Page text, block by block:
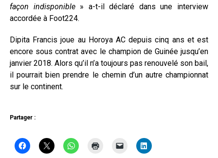
façon indisponible» a-t-il déclaré dans une interview
accordée à Foot224.
Dipita Francis joue au Horoya AC depuis cinq ans et est
encore sous contrat avec le champion de Guinée jusqu’en
janvier 2018. Alors qu’il n’a toujours pas renouvelé son bail,
il pourrait bien prendre le chemin d’un autre championnat
sur le continent.
Partager :